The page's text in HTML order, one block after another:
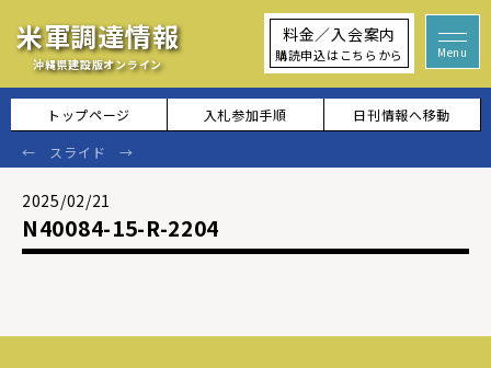
米軍調達情報
沖縄県建設版オンライン
料金／入会案内
購読申込はこちらから
トップページ 入札参加手順 日刊情報へ移動
2025/02/21
N40084-15-R-2204